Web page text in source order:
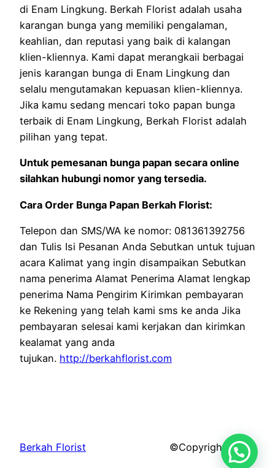
di Enam Lingkung. Berkah Florist adalah usaha
karangan bunga yang memiliki pengalaman,
keahlian, dan reputasi yang baik di kalangan
klien-kliennya. Kami dapat merangkaii berbagai
jenis karangan bunga di Enam Lingkung dan
selalu mengutamakan kepuasan klien-kliennya.
Jika kamu sedang mencari toko papan bunga
terbaik di Enam Lingkung, Berkah Florist adalah
pilihan yang tepat.
Untuk pemesanan bunga papan secara online
silahkan hubungi nomor yang tersedia.
Cara Order Bunga Papan Berkah Florist:
Telepon dan SMS/WA ke nomor: 081361392756
dan Tulis Isi Pesanan Anda Sebutkan untuk tujuan
acara Kalimat yang ingin disampaikan Sebutkan
nama penerima Alamat Penerima Alamat lengkap
penerima Nama Pengirim Kirimkan pembayaran
ke Rekening yang telah kami sms ke anda Jika
pembayaran selesai kami kerjakan dan kirimkan
kealamat yang anda
tujukan. http://berkahflorist.com
Berkah Florist ©Copyright 2026.